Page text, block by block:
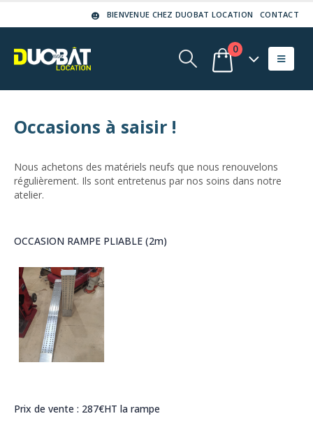
BIENVENUE CHEZ DUOBAT LOCATION CONTACT
0
Occasions à saisir !
Nous achetons des matériels neufs que nous renouvelons
régulièrement. Ils sont entretenus par nos soins dans notre
atelier.
OCCASION RAMPE PLIABLE (2m)
Prix de vente : 287€HT la rampe